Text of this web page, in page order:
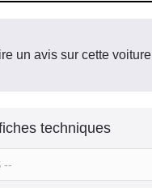
un avis sur cette voiture
techniques